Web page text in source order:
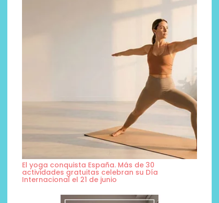
El yoga conquista España. Más de 30
actividades gratuitas celebran su Día
Internacional el 21 de junio